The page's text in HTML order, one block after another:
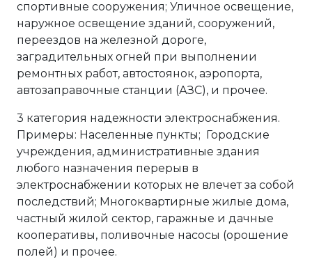
спортивные сооружения; Уличное освещение,
наружное освещение зданий, сооружений,
переездов на железной дороге,
заградительных огней при выполнении
ремонтных работ, автостоянок, аэропорта,
автозаправочные станции (АЗС), и прочее.
3 категория надежности электроснабжения.
Примеры: Населенные пункты; Городские
учреждения, административные здания
любого назначения перерыв в
электроснабжении которых не влечет за собой
последствий; Многоквартирные жилые дома,
частный жилой сектор, гаражные и дачные
кооперативы, поливочные насосы (орошение
полей) и прочее.